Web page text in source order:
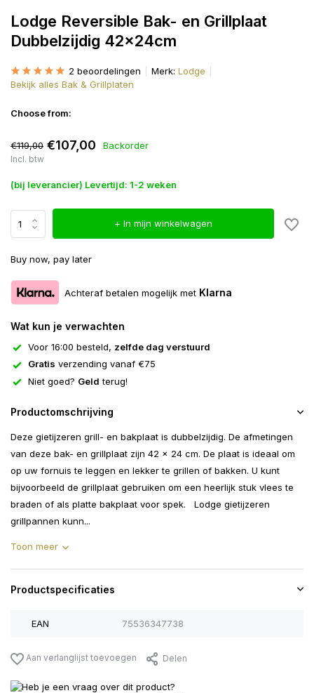
Lodge Reversible Bak- en Grillplaat
Dubbelzijdig 42x24cm
2 beoordelingen Merk: Lodge
Bekijk alles Bak & Grillplaten
Choose from:
€119,00 €107,00 Backorder
Incl. btw
(bij leverancier) Levertijd: 1-2 weken
+ In mijn winkelwagen
Buy now, pay later
Achteraf betalen mogelijk met Klarna
Wat kun je verwachten
Voor 16:00 besteld, zelfde dag verstuurd
Gratis verzending vanaf €75
Niet goed? Geld terug!
Productomschrijving
Deze gietijzeren grill- en bakplaat is dubbelzijdig. De afmetingen
van deze bak- en grillplaat zijn 42 x 24 cm. De plaat is ideaal om
op uw fornuis te leggen en lekker te grillen of bakken. U kunt
bijvoorbeeld de grillplaat gebruiken om een ​​heerlijk stuk vlees te
braden of als platte bakplaat voor spek. Lodge gietijzeren
grillpannen kunn...
Toon meer
Productspecificaties
EAN 75536347738
Aan verlanglijst toevoegen Delen